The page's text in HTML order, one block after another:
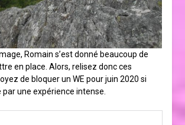
Romain s’est donné beaucoup de
en place. Alors, relisez donc ces
de bloquer un WE pour juin 2020 si
une expérience intense.